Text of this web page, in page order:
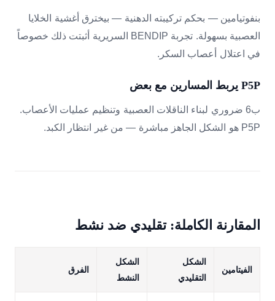
بنفوتيامين — بحكم تركيبته الدهنية — بيخترق أغشية الخلايا
العصبية بسهولة. تجربة BENDIP السريرية أثبتت ذلك خصوصاً
في اعتلال أعصاب السكر.
P5P يربط المسارين مع بعض
ب6 ضروري لبناء الناقلات العصبية وتنظيم عمليات الأعصاب.
P5P هو الشكل الجاهز مباشرة — من غير انتظار الكبد.
المقارنة الكاملة: تقليدي ضد نشط
الفيتامين
الشكل
التقليدي
الشكل
النشط
الفرق